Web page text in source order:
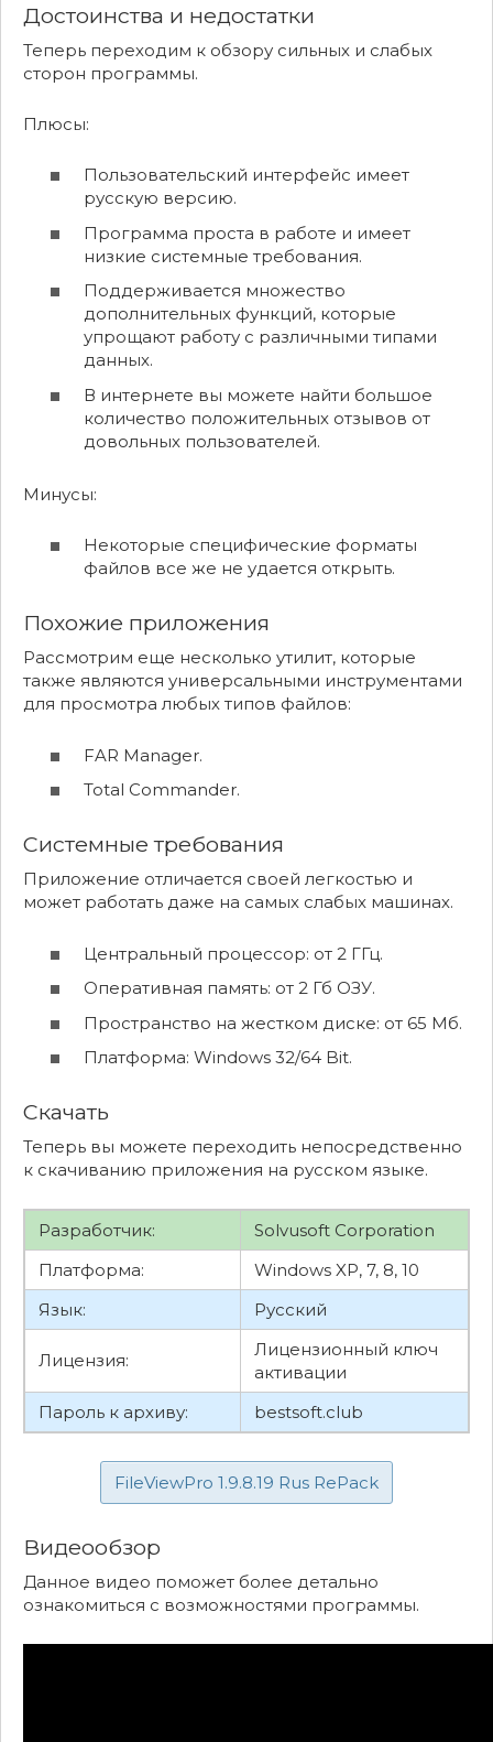
Достоинства и недостатки
Теперь переходим к обзору сильных и слабых
сторон программы.
Плюсы:
Пользовательский интерфейс имеет
русскую версию.
Программа проста в работе и имеет
низкие системные требования.
Поддерживается множество
дополнительных функций, которые
упрощают работу с различными типами
данных.
В интернете вы можете найти большое
количество положительных отзывов от
довольных пользователей.
Минусы:
Некоторые специфические форматы
файлов все же не удается открыть.
Похожие приложения
Рассмотрим еще несколько утилит, которые
также являются универсальными инструментами
для просмотра любых типов файлов:
FAR Manager.
Total Commander.
Системные требования
Приложение отличается своей легкостью и
может работать даже на самых слабых машинах.
Центральный процессор: от 2 ГГц.
Оперативная память: от 2 Гб ОЗУ.
Пространство на жестком диске: от 65 Мб.
Платформа: Windows 32/64 Bit.
Скачать
Теперь вы можете переходить непосредственно
к скачиванию приложения на русском языке.
Разработчик:
Solvusoft Corporation
Платформа:
Windows XP, 7, 8, 10
Язык:
Русский
Лицензия:
Лицензионный ключ
активации
Пароль к архиву:
bestsoft.club
FileViewPro 1.9.8.19 Rus RePack
Видеообзор
Данное видео поможет более детально
ознакомиться с возможностями программы.